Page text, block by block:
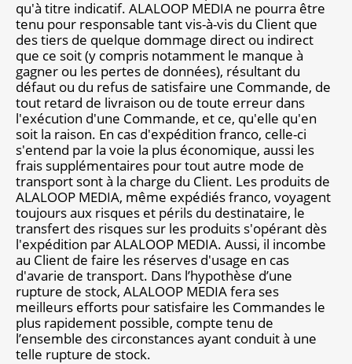
qu'à titre indicatif. ALALOOP MEDIA ne pourra être
tenu pour responsable tant vis-à-vis du Client que
des tiers de quelque dommage direct ou indirect
que ce soit (y compris notamment le manque à
gagner ou les pertes de données), résultant du
défaut ou du refus de satisfaire une Commande, de
tout retard de livraison ou de toute erreur dans
l'exécution d'une Commande, et ce, qu'elle qu'en
soit la raison. En cas d'expédition franco, celle-ci
s'entend par la voie la plus économique, aussi les
frais supplémentaires pour tout autre mode de
transport sont à la charge du Client. Les produits de
ALALOOP MEDIA, même expédiés franco, voyagent
toujours aux risques et périls du destinataire, le
transfert des risques sur les produits s'opérant dès
l'expédition par ALALOOP MEDIA. Aussi, il incombe
au Client de faire les réserves d'usage en cas
d'avarie de transport. Dans l’hypothèse d’une
rupture de stock, ALALOOP MEDIA fera ses
meilleurs efforts pour satisfaire les Commandes le
plus rapidement possible, compte tenu de
l’ensemble des circonstances ayant conduit à une
telle rupture de stock.